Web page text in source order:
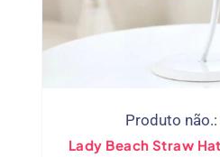
Produto
Lady Beach Straw